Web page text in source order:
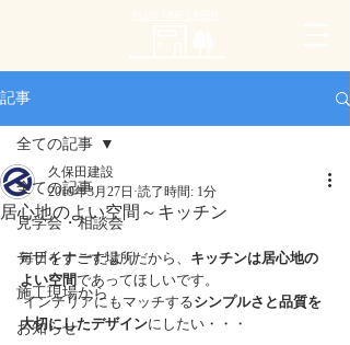
記事
全ての記事
見学会・相談会
デザイナーだより
施工現場から
お知らせ
全ての記事
居心地のよい空間～キッチン
久保田建設
2019年3月27日 読了時間: 1分
毎日をすごす場所だから、 キッチンは居心地の
よい空間であってほしいです。
インテリアにもマッチするシンプルさと品質を
大切にしたデザインにしたい・・・